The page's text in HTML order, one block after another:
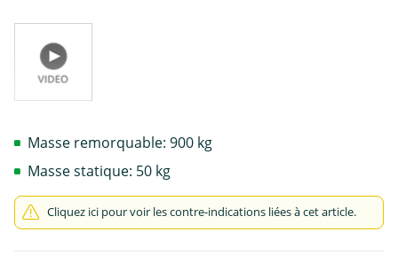
Masse remorquable: 900 kg
Masse statique: 50 kg
Cliquez ici pour voir les contre-indications liées à cet article.